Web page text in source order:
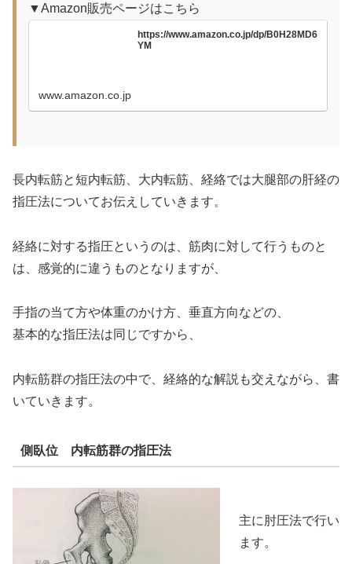
▼Amazon販売ページはこちら
https://www.amazon.co.jp/dp/B0H28MD6
YM
www.amazon.co.jp
長内転筋と短内転筋、大内転筋、経絡では大腿部の肝経の
指圧法についてお伝えしていきます。
経絡に対する指圧というのは、筋肉に対して行うものと
は、感覚的に違うものとなりますが、
手指の当て方や体重のかけ方、垂直方向などの、
基本的な指圧法は同じですから、
内転筋群の指圧法の中で、経絡的な解説も交えながら、書
いていきます。
側臥位 内転筋群の指圧法
主に 肘圧法で行い
ます。